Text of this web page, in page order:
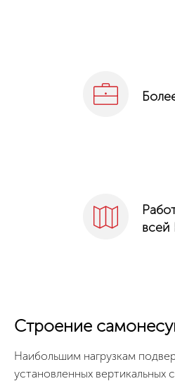
всей
Строение
Наибольшим нагрузкам
установленных вертикальных